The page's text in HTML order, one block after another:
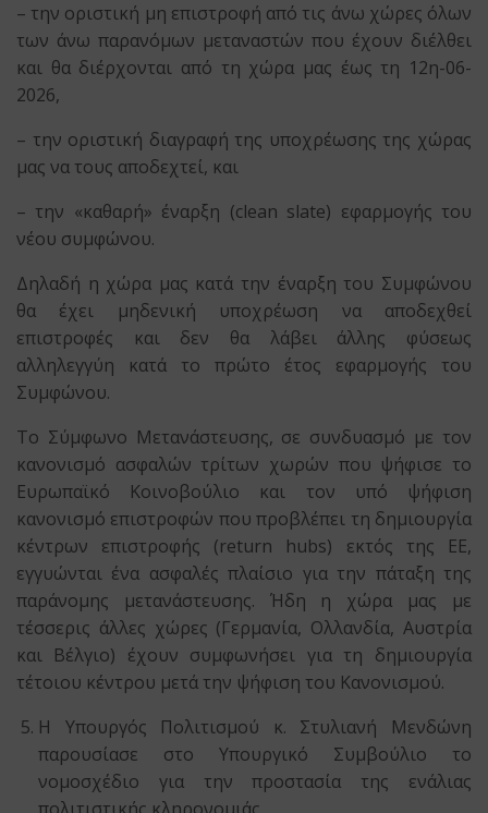
– την οριστική μη επιστροφή από τις άνω χώρες όλων
των άνω παρανόμων μεταναστών που έχουν διέλθει
και θα διέρχονται από τη χώρα μας έως τη 12η-06-
2026,
– την οριστική διαγραφή της υποχρέωσης της χώρας
μας να τους αποδεχτεί, και
– την «καθαρή» έναρξη (clean slate) εφαρμογής του
νέου συμφώνου.
Δηλαδή η χώρα μας κατά την έναρξη του Συμφώνου
θα έχει μηδενική υποχρέωση να αποδεχθεί
επιστροφές και δεν θα λάβει άλλης φύσεως
αλληλεγγύη κατά το πρώτο έτος εφαρμογής του
Συμφώνου.
Το Σύμφωνο Μετανάστευσης, σε συνδυασμό με τον
κανονισμό ασφαλών τρίτων χωρών που ψήφισε το
Ευρωπαϊκό Κοινοβούλιο και τον υπό ψήφιση
κανονισμό επιστροφών που προβλέπει τη δημιουργία
κέντρων επιστροφής (return hubs) εκτός της ΕΕ,
εγγυώνται ένα ασφαλές πλαίσιο για την πάταξη της
παράνομης μετανάστευσης. Ήδη η χώρα μας με
τέσσερις άλλες χώρες (Γερμανία, Ολλανδία, Αυστρία
και Βέλγιο) έχουν συμφωνήσει για τη δημιουργία
τέτοιου κέντρου μετά την ψήφιση του Κανονισμού.
Η Υπουργός Πολιτισμού κ. Στυλιανή Μενδώνη
παρουσίασε στο Υπουργικό Συμβούλιο το
νομοσχέδιο για την προστασία της ενάλιας